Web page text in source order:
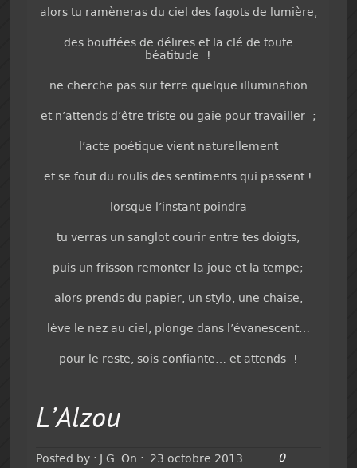
alors tu ramèneras du ciel des fagots de lumière,
des bouffées de délires et la clé de toute
béatitude !
ne cherche pas sur terre quelque illumination
et n’attends d’être triste ou gaie pour travailler ;
l’acte poétique vient naturellement
et se fout du roulis des sentiments qui passent !
lorsque l’instant poindra
tu verras un sanglot courir entre tes doigts,
puis un frisson remonter la joue et la tempe;
alors prends du papier, un stylo, une chaise,
lève le nez au ciel, plonge dans l’évanescent…
pour le reste, sois confiante… et attends !
L’Alzou
Posted by : J.G On : 23 octobre 2013 0